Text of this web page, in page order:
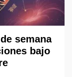
semana
bajo